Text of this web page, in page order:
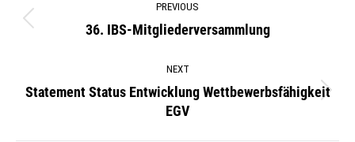
navigation
PREVIOUS
Previous
36. IBS-Mitgliederversammlung
NEXT
Next
Statement Status Entwicklung Wettbewerbsfähigkeit
EGV